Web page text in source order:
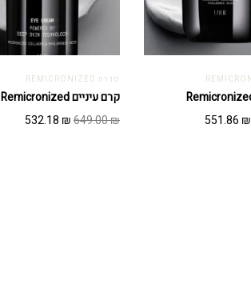
המחיר551.86 ₪
המחיר
סדרת REMICRONIZED
קרם עיניים Remicronized
649.00₪
המחיר532.18 ₪
המחיר